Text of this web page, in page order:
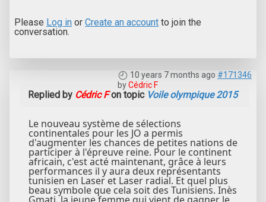
Please Log in or Create an account to join the
conversation.
10 years 7 months ago #171346
byCédric F
Replied by Cédric Fon topic Voile olympique 2015
Le nouveau système de sélections
continentales pour les JO a permis
d'augmenter les chances de petites nations de
participer à l'épreuve reine. Pour le continent
africain, c'est acté maintenant, grâce à leurs
performances il y aura deux représentants
tunisien en Laser et Laser radial. Et quel plus
beau symbole que cela soit des Tunisiens. Inès